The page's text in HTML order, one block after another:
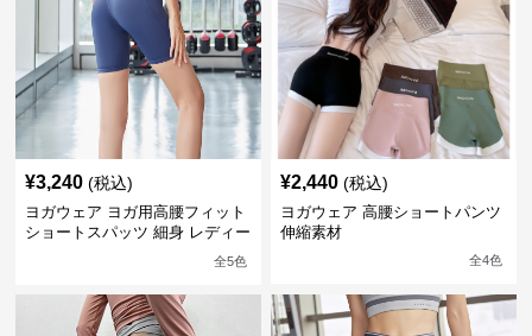
¥3,240 (税込)
ヨガウェア ヨガ用高腰フィット
ショートスパッツ 細身 レディー
全5色
¥2,440 (税込)
ヨガウェア 高腰ショートパンツ
伸縮素材
全4色